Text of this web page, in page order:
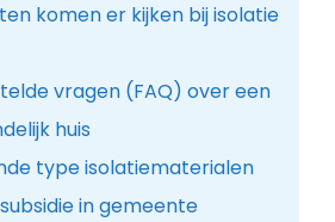
komen er kijken bij isolatie
vragen (FAQ) over een
huis
type isolatiematerialen
in gemeente